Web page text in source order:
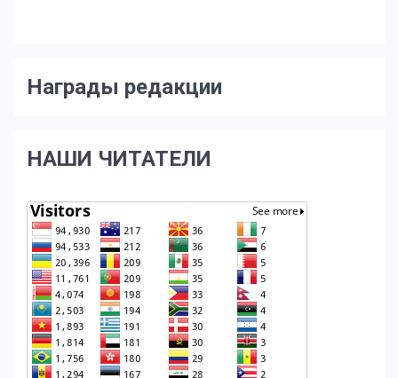
Награды редакции
НАШИ ЧИТАТЕЛИ